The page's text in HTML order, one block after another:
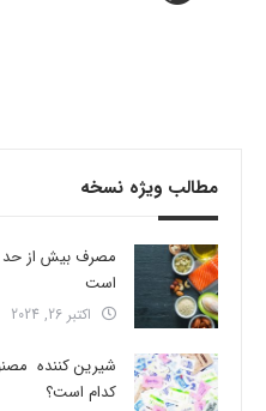
مطالب ویژه نسخه
است
اکتبر 26, 2024
شیرین کننده
کدام است؟